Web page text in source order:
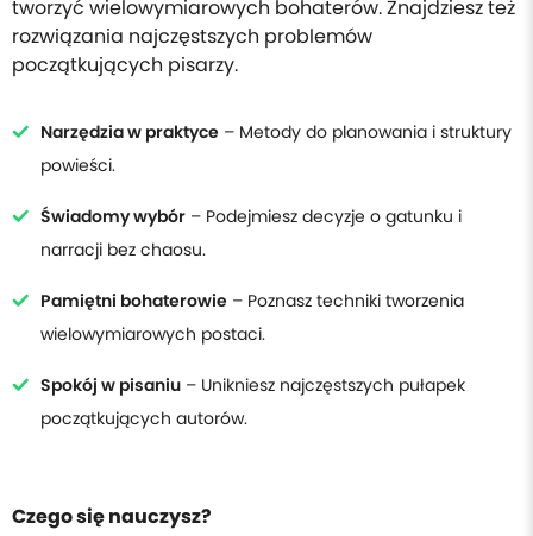
tworzyć wielowymiarowych bohaterów. Znajdziesz też
rozwiązania najczęstszych problemów
początkujących pisarzy.
Narzędzia w praktyce – Metody do planowania i struktury
powieści.
Świadomy wybór – Podejmiesz decyzje o gatunku i
narracji bez chaosu.
Pamiętni bohaterowie – Poznasz techniki tworzenia
wielowymiarowych postaci.
Spokój w pisaniu – Unikniesz najczęstszych pułapek
początkujących autorów.
Czego się nauczysz?